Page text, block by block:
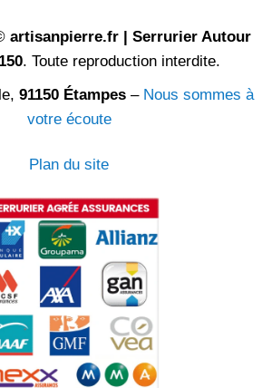
artisanpierre.fr | Serrurier Autour
. Toute reproduction interdite.
91150 Étampes– Nous sommes à
votre écoute
Plan du site